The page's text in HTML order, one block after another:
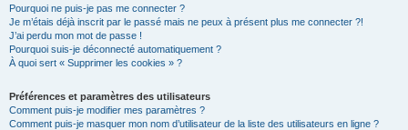
Pourquoi ne puis-je pas me connecter ?
Je m’étais déjà inscrit par le passé mais ne peux à présent plus me connecter ?!
J’ai perdu mon mot de passe !
Pourquoi suis-je déconnecté automatiquement ?
À quoi sert « Supprimer les cookies » ?
Préférences et paramètres des utilisateurs
Comment puis-je modifier mes paramètres ?
Comment puis-je masquer mon nom d’utilisateur de la liste des utilisateurs en ligne ?